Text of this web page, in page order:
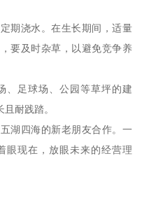
期浇水。在生长期间，适量
要及时杂草，以避免竞争养
、足球场、公园等草坪的建
耐践踏。
湖四海的新老朋友合作。一
眼现在，放眼未来的经营理